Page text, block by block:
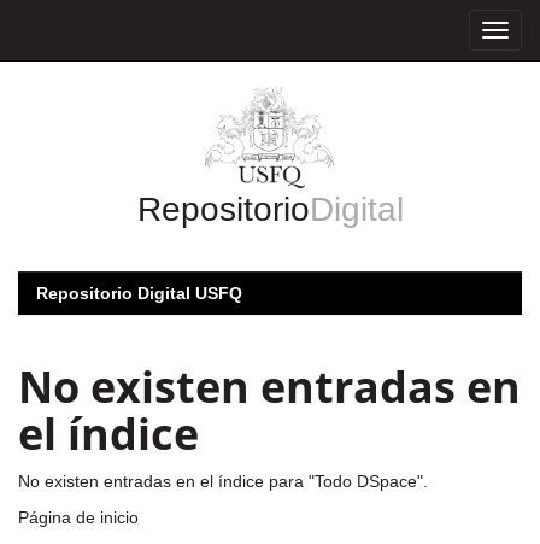
RepositorioDigital
Repositorio Digital USFQ
No existen entradas en
el índice
No existen entradas en el índice para "Todo DSpace".
Página de inicio